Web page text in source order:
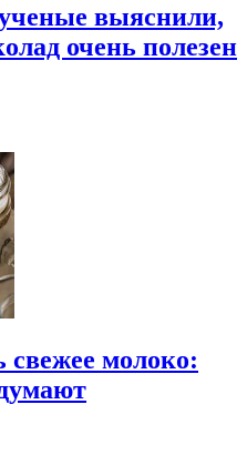
выяснили,
очень полезен
свежее молоко: